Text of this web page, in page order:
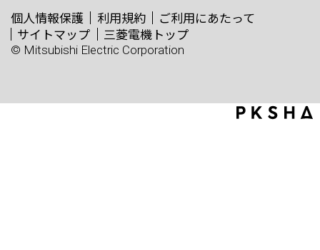
個人情報保護 利用規約
ご利用にあたって
サイトマップ
三菱電機トップ
© Mitsubishi Electric Corporation